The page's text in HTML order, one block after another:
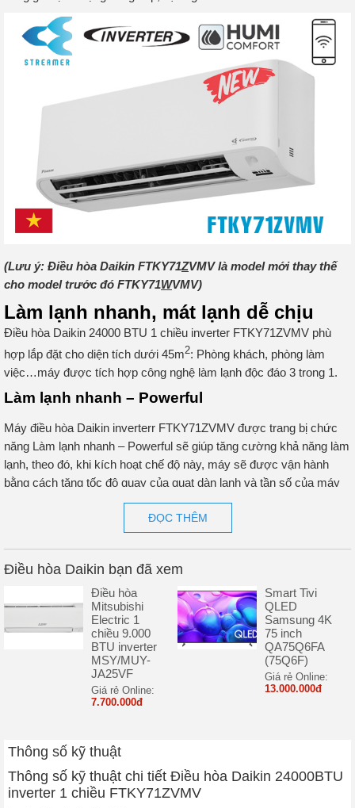
(Lưu ý: Điều hòa Daikin FTKY71ZVMV là model mới thay thế
cho model trước đó FTKY71WVMV)
Làm lạnh nhanh, mát lạnh dễ chịu
Điều hòa Daikin 24000 BTU 1 chiều inverter FTKY71ZVMV phù
hợp lắp đặt cho diện tích dưới 45m2: Phòng khách, phòng làm
việc…máy được tích hợp công nghệ làm lạnh độc đáo 3 trong 1.
Làm lạnh nhanh – Powerful
Máy điều hòa Daikin inverterr FTKY71ZVMV được trang bị chức
năng Làm lạnh nhanh – Powerful sẽ giúp tăng cường khả năng làm
lạnh, theo đó, khi kích hoạt chế độ này, máy sẽ được vận hành
bằng cách tăng tốc độ quay của quạt dàn lạnh và tần số của máy
nén lên tối đa giúp nhanh chóng đạt nhiệt độ cài đặt, giúp cho người
dùng sớm cảm thấy mát mẻ, mang lại cảm giác sảng khoái tức thì.
Sự phối hợp nhịp nhàng của các luồng gió Lên-Xuống /Trái-Phải
giúp lưu thông không khí đến mọi nơi trong phòng để làm mát đồng
đều cả những không gian rộng lớn tạo cảm giác thoải mái tối đa.
ĐỌC THÊM
Điều hòa Daikin bạn đã xem
Điều hòa
Mitsubishi
Electric 1
chiều 9.000
BTU inverter
MSY/MUY-
JA25VF
Giá rẻ Online:
7.700.000đ
Smart Tivi
QLED
Samsung 4K
75 inch
QA75Q6FA
(75Q6F)
Giá rẻ Online:
13.000.000đ
Thông số kỹ thuật
Thông số kỹ thuật chi tiết Điều hòa Daikin 24000BTU
inverter 1 chiều FTKY71ZVMV